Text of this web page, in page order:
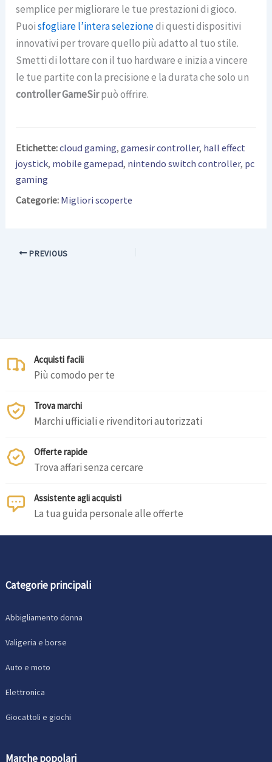
semplice per migliorare le tue prestazioni di gioco.
Puoisfogliare l’intera selezionedi questi dispositivi
innovativi per trovare quello più adatto al tuo stile.
Smetti di lottare con il tuo hardware e inizia a vincere
le tue partite con la precisione e la durata che solo un
controller GameSirpuò offrire.
Etichette:cloud gaming,gamesir controller, hall effect
joystick, mobile gamepad, nintendo switch controller, pc
gaming
Categorie: Migliori scoperte
PREVIOUS
Acquisti facili
Più comodo per te
Trova marchi
Marchi ufficiali e rivenditori autorizzati
Offerte rapide
Trova affari senza cercare
Assistente agli acquisti
La tua guida personale alle offerte
Categorie principali
Abbigliamento donna
Valigeria e borse
Auto e moto
Elettronica
Giocattoli e giochi
Marche popolari